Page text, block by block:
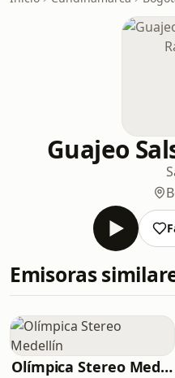
Guajeo
Emisoras
Olímpica Stereo Medellín